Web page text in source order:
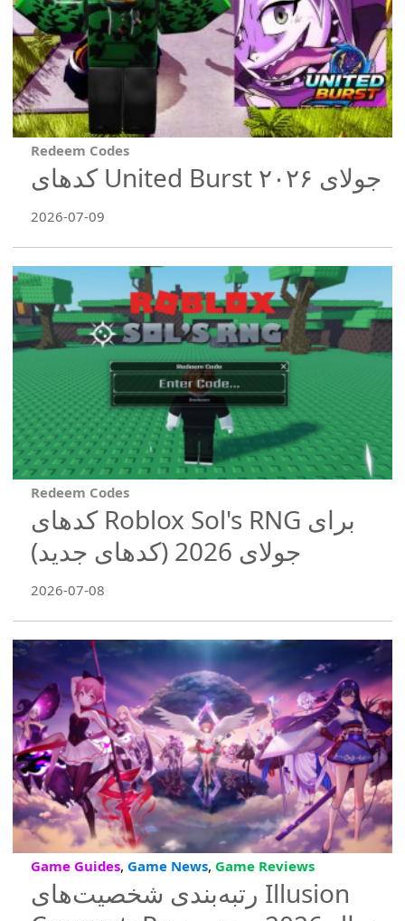
Redeem Codes
کدهای United Burst جولای ۲۰۲۶
2026-07-09
Redeem Codes
کدهای Roblox Sol's RNG برای
جولای 2026 (کدهای جدید)
2026-07-08
Game Guides, Game News, Game Reviews
رتبه‌بندی شخصیت‌های Illusion